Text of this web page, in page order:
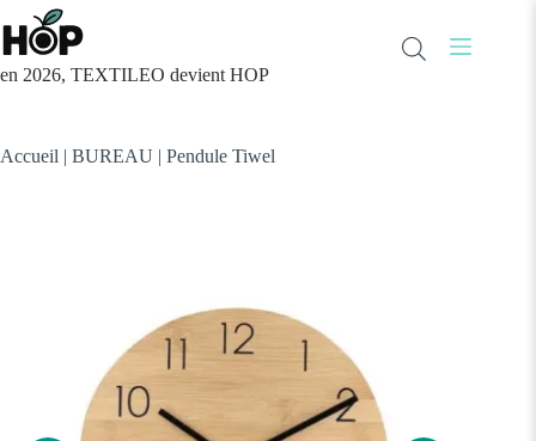
Passer
au
contenu
en 2026, TEXTILEO devient HOP
Accueil | BUREAU | Pendule Tiwel